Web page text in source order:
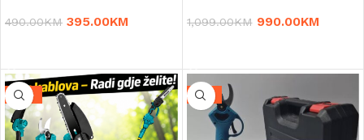
490.00KM 395.00KM 1,099.00KM 990.00KM
-13% -9%